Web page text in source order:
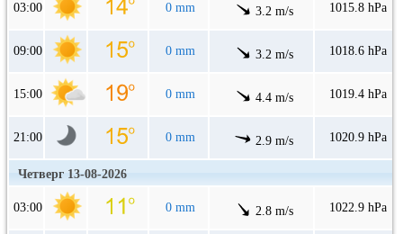
03:00 0 mm 3.2 m/s 1015.8 hPa
09:00 0 mm 3.2 m/s 1018.6 hPa
15:00 0 mm 4.4 m/s 1019.4 hPa
21:00 0 mm 2.9 m/s 1020.9 hPa
Четверг 13-08-2026
03:00 0 mm 2.8 m/s 1022.9 hPa